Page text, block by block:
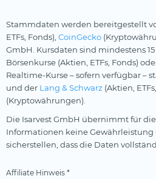
Stammdaten werden bereitgestellt
ETFs, Fonds), CoinGecko
GmbH. Kursdaten sind mindestens
Börsenkurse (Aktien, ETFs, Fonds)
Realtime-Kurse – sofern verfügbar –
und der Lang & Schwarz (Aktien,
(Kryptowährungen).
Die Isarvest GmbH übernimmt für
Informationen keine
sicherstellen, dass die Daten
Affiliate Hinweis *